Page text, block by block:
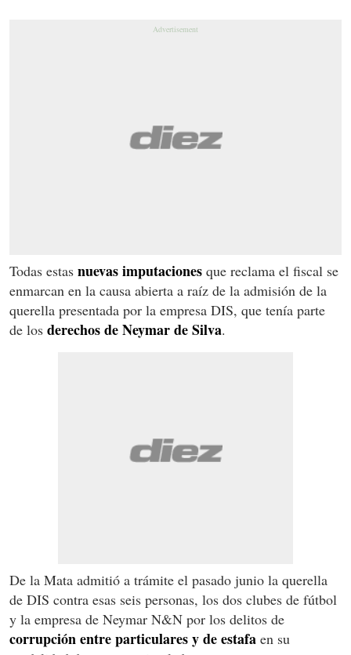
Todas estas nuevas imputaciones que reclama el fiscal se
enmarcan en la causa abierta a raíz de la admisión de la
querella presentada por la empresa DIS, que tenía parte
de los derechos de Neymar de Silva.
De la Mata admitió a trámite el pasado junio la querella
de DIS contra esas seis personas, los dos clubes de fútbol
y la empresa de Neymar N&N por los delitos de
corrupción entre particulares y de estafa en su